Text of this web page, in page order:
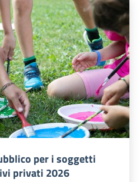
per i soggetti
privati 2026